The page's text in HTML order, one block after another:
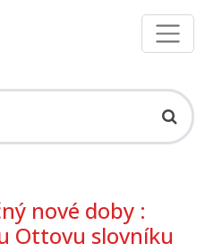
nové doby :
Ottovu slovníku